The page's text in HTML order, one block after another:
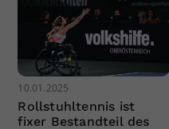
10.01.2025
Rollstuhltennis ist
fixer Bestandteil des